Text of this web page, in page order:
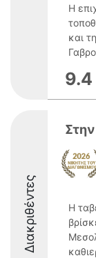
Η
και
9.4
Διακριθέντες
Η